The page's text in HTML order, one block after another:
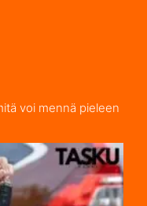
voi mennä pieleen